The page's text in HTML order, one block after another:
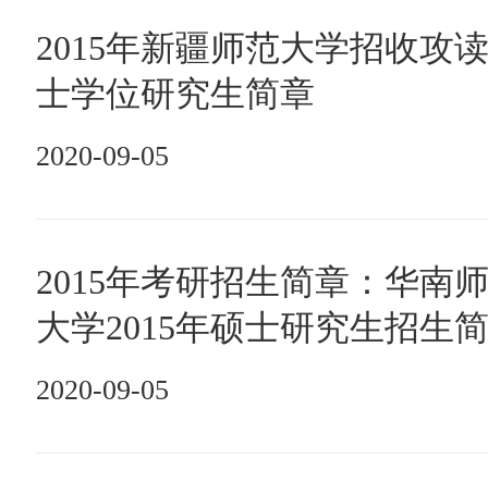
2015年新疆师范大学招收攻
士学位研究生简章
2020-09-05
2015年考研招生简章：华南
大学2015年硕士研究生招生
2020-09-05